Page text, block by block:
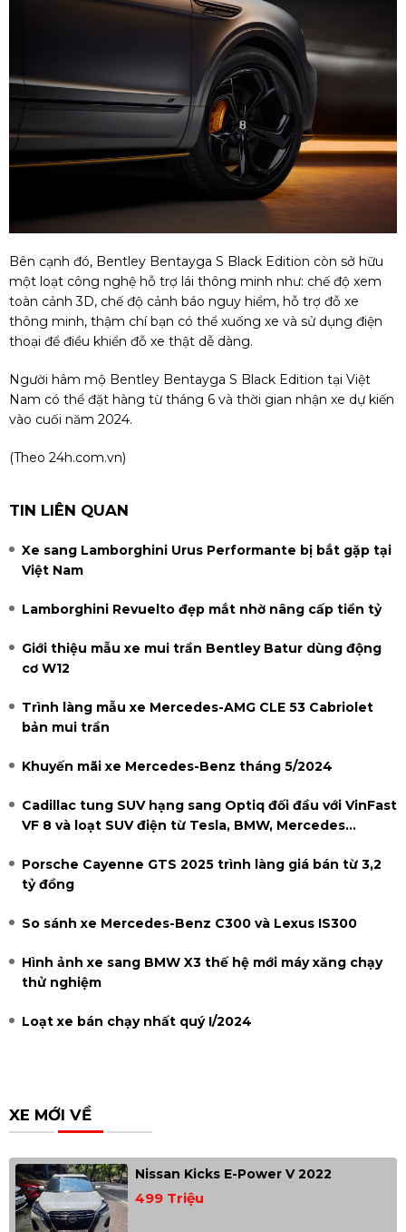
Bên cạnh đó, Bentley Bentayga S Black Edition còn sở hữu
một loạt công nghệ hỗ trợ lái thông minh như: chế độ xem
toàn cảnh 3D, chế độ cảnh báo nguy hiểm, hỗ trợ đỗ xe
thông minh, thậm chí bạn có thể xuống xe và sử dụng điện
thoại để điều khiển đỗ xe thật dễ dàng.
Người hâm mộ Bentley Bentayga S Black Edition tại Việt
Nam có thể đặt hàng từ tháng 6 và thời gian nhận xe dự kiến
vào cuối năm 2024.
(Theo 24h.com.vn)
TIN LIÊN QUAN
Xe sang Lamborghini Urus Performante bị bắt gặp tại
Việt Nam
Lamborghini Revuelto đẹp mắt nhờ nâng cấp tiền tỷ
Giới thiệu mẫu xe mui trần Bentley Batur dùng động
cơ W12
Trình làng mẫu xe Mercedes-AMG CLE 53 Cabriolet
bản mui trần
Khuyến mãi xe Mercedes-Benz tháng 5/2024
Cadillac tung SUV hạng sang Optiq đối đầu với VinFast
VF 8 và loạt SUV điện từ Tesla, BMW, Mercedes...
Porsche Cayenne GTS 2025 trình làng giá bán từ 3,2
tỷ đồng
So sánh xe Mercedes-Benz C300 và Lexus IS300
Hình ảnh xe sang BMW X3 thế hệ mới máy xăng chạy
thử nghiệm
Loạt xe bán chạy nhất quý I/2024
XE MỚI VỀ
Nissan Kicks E-Power V 2022
499 Triệu